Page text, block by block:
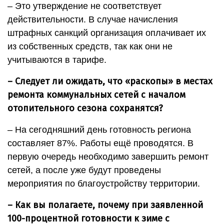
– Это утверждение не соответствует
действительности. В случае начисления
штрафных санкций организация оплачивает их
из собственных средств, так как они не
учитываются в тарифе.
– Следует ли ожидать, что «раскопы» в местах
ремонта коммунальных сетей с началом
отопительного сезона сохранятся?
– На сегодняшний день готовность региона
составляет 87%. Работы ещё проводятся. В
первую очередь необходимо завершить ремонт
сетей, а после уже будут проведены
мероприятия по благоустройству территории.
– Как вы полагаете, почему при заявленной
100-процентной готовности к зиме с